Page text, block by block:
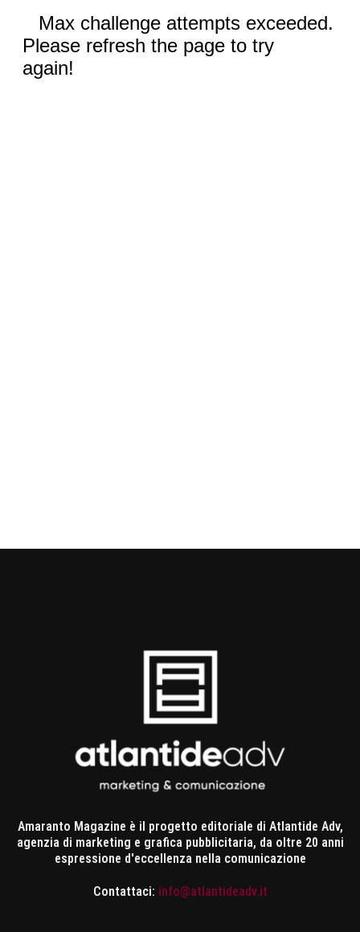
Amaranto Magazine è il progetto editoriale di Atlantide Adv,
agenzia di marketing e grafica pubblicitaria, da oltre 20 anni
espressione d'eccellenza nella comunicazione
Contattaci: info@atlantideadv.it